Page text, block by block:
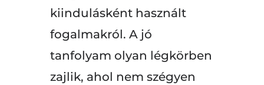
kiindulásként használt
fogalmakról. A jó
tanfolyam olyan légkörben
zajlik, ahol nem szégyen